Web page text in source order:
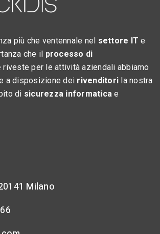
più che ventennale nel settore IT e
che il processo di
riveste per le attività aziendali abbiamo
a disposizione dei rivenditori la nostra
di sicurezza informatica e
Milano